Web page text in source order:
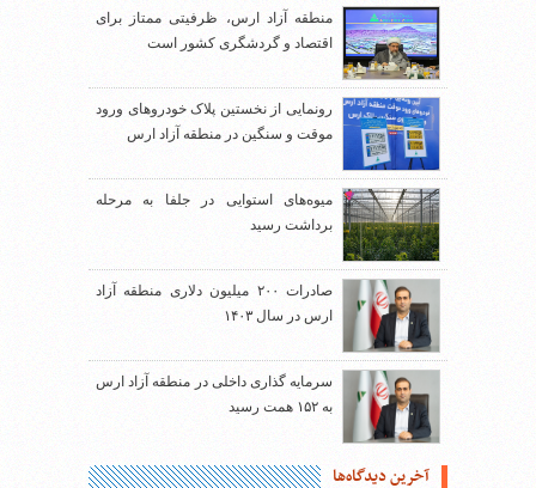
منطقه آزاد ارس، ظرفیتی ممتاز برای
اقتصاد و گردشگری کشور است
رونمایی از نخستین پلاک خودروهای ورود
موقت و سنگین در منطقه آزاد ارس
میوه‌های استوایی در جلفا به مرحله
برداشت رسید
صادرات ۲۰۰ میلیون دلاری منطقه آزاد
ارس در سال ۱۴۰۳
سرمایه گذاری داخلی در منطقه آزاد ارس
به ۱۵۲ همت رسید
آخرین دیدگاه‌ها